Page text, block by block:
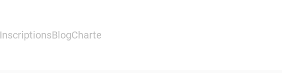
InscriptionsBlogCharte